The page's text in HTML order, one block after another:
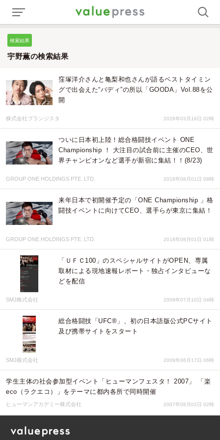
検索結果
宇野薫の検索結果
窪塚洋介さんと亀梨和也さんが語るベストタイミン
グで出会えた“バディ”の所以「GOODA」Vol.88を公
開
株式会社ブランジスタ 2026年03月16日 02時
ついに日本初上陸！総合格闘技イベント ONE
Championship ！ 大注目の試合前に主催のCEO、世
界チャンピオンなど選手が新宿に集結！！(8/23)
GROUP ONE HOLDINGS PTE. LTD. 2018年08月01日 08時
来年日本で初開催予定の「ONE Championship 」格
闘技イベントに向けてCEO、選手らが東京に集結！
GROUP ONE HOLDINGS PTE. LTD. 2018年08月01日 01時
「ＵＦＣ100」のスペシャルサイトがOPEN、専属
取材による現地速報レポート・独占インタビューな
どを配信
SMJ株式会社 2009年07月10日 04時
総合格闘技「UFC®」、初の日本語版公式PCサイト
及び携帯サイトをスタート
SMJ株式会社 2009年06月17日 06時
学生主体の社会参加型イベント「ヒューマンフェスタ！ 2007」 「楽
eco（ラクエコ）」をテーマに都内各所で同時開催
ヒューマンアカデミー株式会社 2007年08月02日 02時